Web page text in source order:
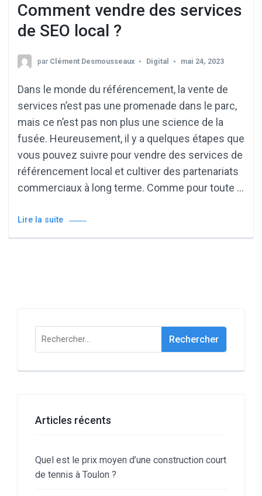
Comment vendre des services
de SEO local ?
par Clément Desmousseaux Digital mai 24, 2023
Dans le monde du référencement, la vente de
services n’est pas une promenade dans le parc,
mais ce n’est pas non plus une science de la
fusée. Heureusement, il y a quelques étapes que
vous pouvez suivre pour vendre des services de
référencement local et cultiver des partenariats
commerciaux à long terme. Comme pour toute …
Lire la suite
Rechercher :
Articles récents
Quel est le prix moyen d’une construction court
de tennis à Toulon ?